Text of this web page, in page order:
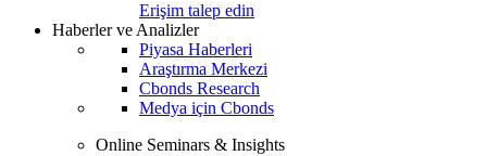
Erişim talep edin
Haberler ve Analizler
Piyasa Haberleri
Araştırma Merkezi
Cbonds Research
Medya için Cbonds
Online Seminars & Insights